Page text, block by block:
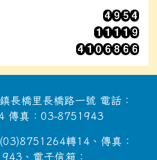
長橋里長橋路一號 電話：
傳真：03-8751943
轉14、傳真：
、電子信箱：